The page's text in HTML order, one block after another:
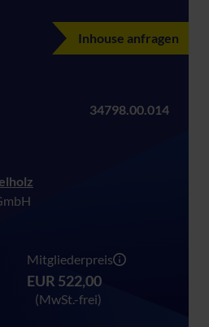
Inhouse anfragen
34798.00.014
Mitgliederpreis
EUR 522,00
(MwSt.-frei)